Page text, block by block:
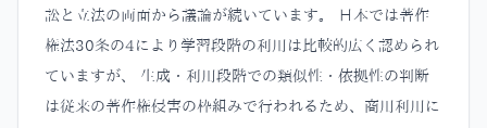
訟と立法の両面から議論が続いています。 日本では著作
権法30条の4により学習段階の利用は比較的広く認められ
ていますが、 生成・利用段階での類似性・依拠性の判断
は従来の著作権侵害の枠組みで行われるため、商用利用に